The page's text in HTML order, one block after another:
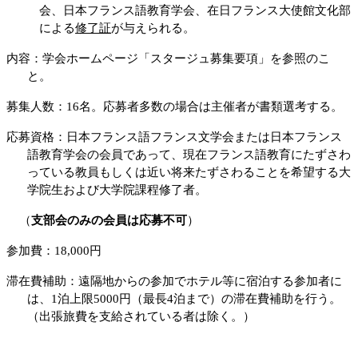
会、日本フランス語教育学会、在日フランス大使館文化部
による修了証が与えられる。
内容：学会ホームページ「スタージュ募集要項」を参照のこ
と。
募集人数： 16名。応募者多数の場合は主催者が書類選考する。
応募資格：日本フランス語フランス文学会または日本フランス
語教育学会の会員であって、現在フランス語教育にたずさわ
っている教員もしくは近い将来たずさわることを希望する大
学院生および大学院課程修了者。
（支部会のみの会員は応募不可）
参加費： 18,000円
滞在費補助：遠隔地からの参加でホテル等に宿泊する参加者に
は、 1泊上限5000円（最長4泊まで）の滞在費補助を行う。
（出張旅費を支給されている者は除く。）